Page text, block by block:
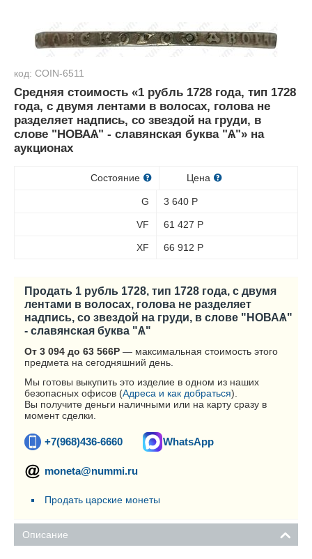
код: COIN-6511
Средняя стоимость «1 рубль 1728 года, тип 1728
года, с двумя лентами в волосах, голова не
разделяет надпись, со звездой на груди, в
слове "НОВАѦ" - славянская буква "Ѧ"» на
аукционах
Состояние Цена
G 3 640 Р
VF 61 427 Р
XF 66 912 Р
Продать 1 рубль 1728, тип 1728 года, с двумя
лентами в волосах, голова не разделяет
надпись, со звездой на груди, в слове "НОВАѦ"
- славянская буква "Ѧ"
От 3 094 до 63 566Р — максимальная стоимость этого
предмета на сегодняшний день.
Мы готовы выкупить это изделие в одном из наших
безопасных офисов (Адреса и как добраться).
Вы получите деньги наличными или на карту сразу в
момент сделки.
+7(968)436-6660 WhatsApp
moneta@nummi.ru
Продать царские монеты
Описание